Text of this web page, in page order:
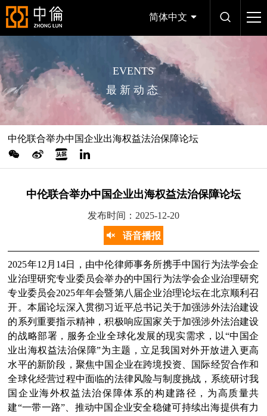
简体中文
EVENTS
最新动态
中伦联合举办中国企业出海权益法治保障论坛
中伦联合举办中国企业出海权益法治保障论坛
发布时间：2025-12-20
语音播报
2025年12月14日，由中伦律师事务所携手中国行为法学会企
业治理研究专业委员会举办的中国行为法学会企业治理研究
专业委员会2025年年会暨第八届企业治理论坛在北京顺利召
开。本届论坛深入贯彻习近平总书记关于加强涉外法治建设
的系列重要指示精神，积极响应国家关于加强涉外法治建设
的战略部署，服务企业全球化发展的现实需求，以“中国企
业出海权益法治保障”为主题，立足我国对外开放进入更高
水平的新阶段，聚焦中国企业在跨境投资、国际经贸合作和
全球化经营过程中面临的法律风险与制度挑战，系统研讨我
国企业海外权益法治保障体系的构建路径，为高质量共
建“一带一路”、推动中国企业安全稳健可持续出海提供有力